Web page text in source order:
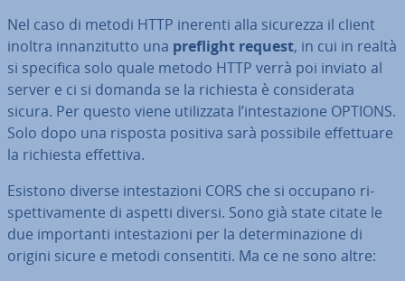
Nel caso di metodi HTTP inerenti alla sicurezza il client
inoltra in­nan­zi­tut­to una preflight request, in cui in realtà
si specifica solo quale metodo HTTP verrà poi inviato al
server e ci si domanda se la richiesta è con­si­de­ra­ta
sicura. Per questo viene uti­liz­za­ta l’in­te­sta­zio­ne OPTIONS.
Solo dopo una risposta positiva sarà possibile ef­fet­tua­re
la richiesta effettiva.
Esistono diverse in­te­sta­zio­ni CORS che si occupano ri­
spet­ti­va­men­te di aspetti diversi. Sono già state citate le
due im­por­tan­ti in­te­sta­zio­ni per la de­ter­mi­na­zio­ne di
origini sicure e metodi con­sen­ti­ti. Ma ce ne sono altre: